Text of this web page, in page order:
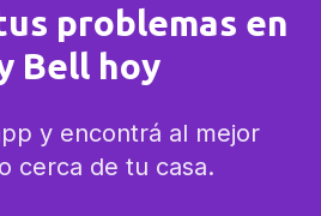
problemas en
Bell hoy
y encontrá al mejor
cerca de tu casa.